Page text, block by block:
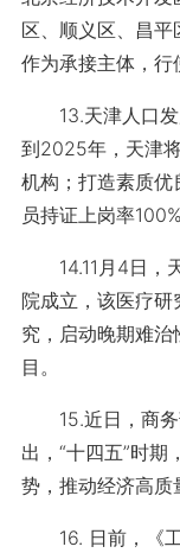
区、顺义区、昌
作为承接主体，行
13.天津人口发
到2025年，天津
机构；打造素质优
员持证上岗率100%
14.11月4日，天
院成立，该医疗
究，启动晚期难
目。
15.近日，商务
出，“十四五”时
势，推动经济高质
16. 日前，《工